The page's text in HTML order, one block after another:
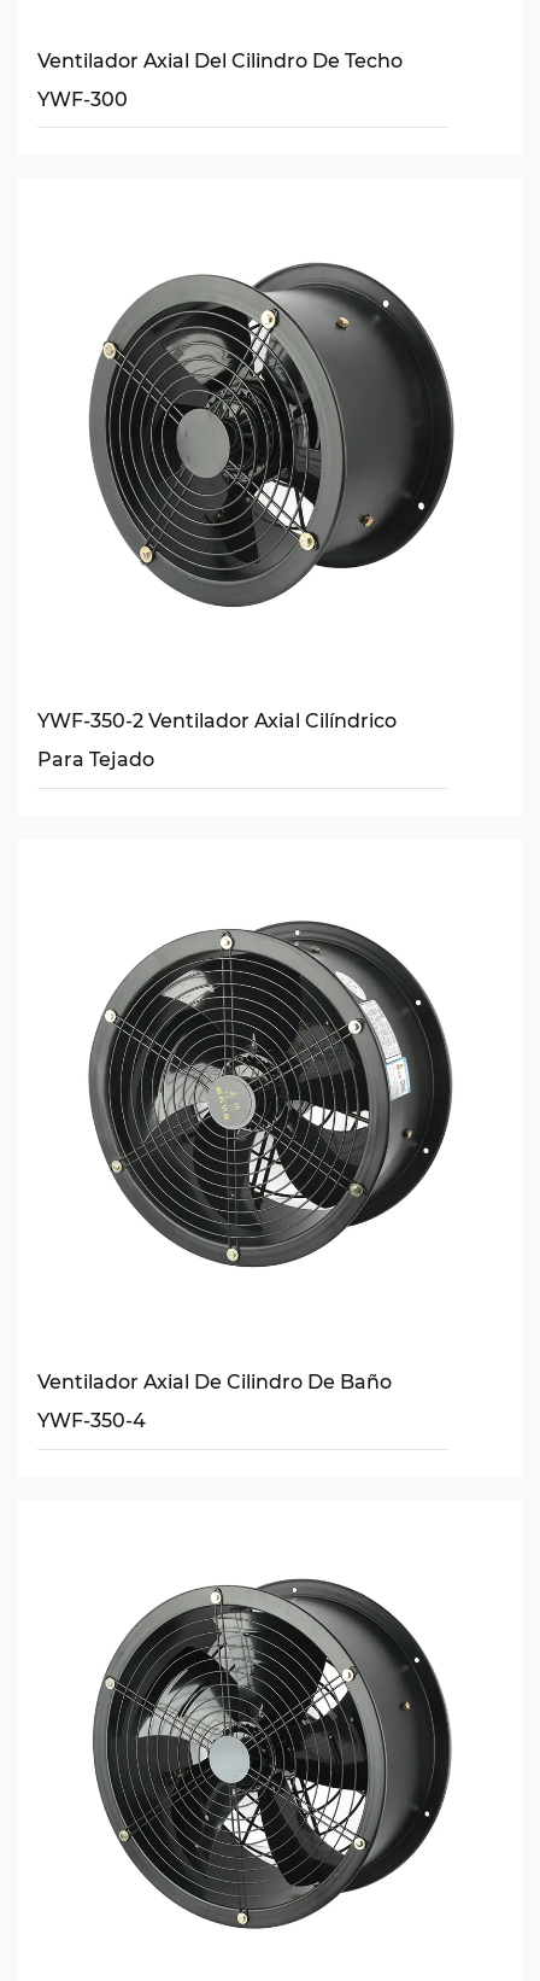
Ventilador Axial Del Cilindro De Techo
YWF-300
YWF-350-2 Ventilador Axial Cilíndrico
Para Tejado
Ventilador Axial De Cilindro De Baño
YWF-350-4